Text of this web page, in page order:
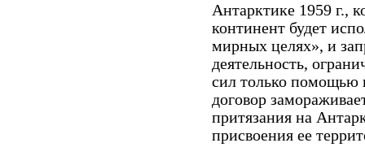
Антарктике 1959 г.,
континент будет
мирных целях», и
деятельность,
сил только помощью
договор
притязания на
присвоения ее